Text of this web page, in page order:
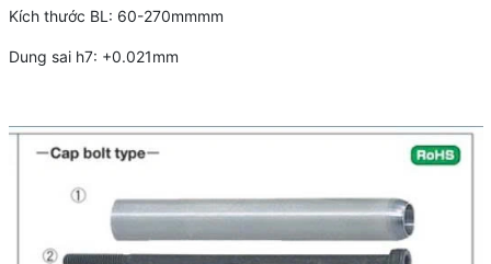
Kích thước BL: 60-270mmmm
Dung sai h7: +0.021mm